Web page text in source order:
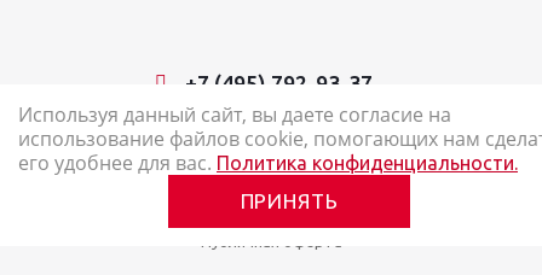
+7 (495) 792-93-37
2026 © Наш Карандаш: интернет-магазин канцелярских товаров
Карта сайта
Используя данный сайт, вы даете согласие на
использование файлов cookie, помогающих нам
его удобнее для вас. Политика конфиденциальности.
ПРИНЯТЬ